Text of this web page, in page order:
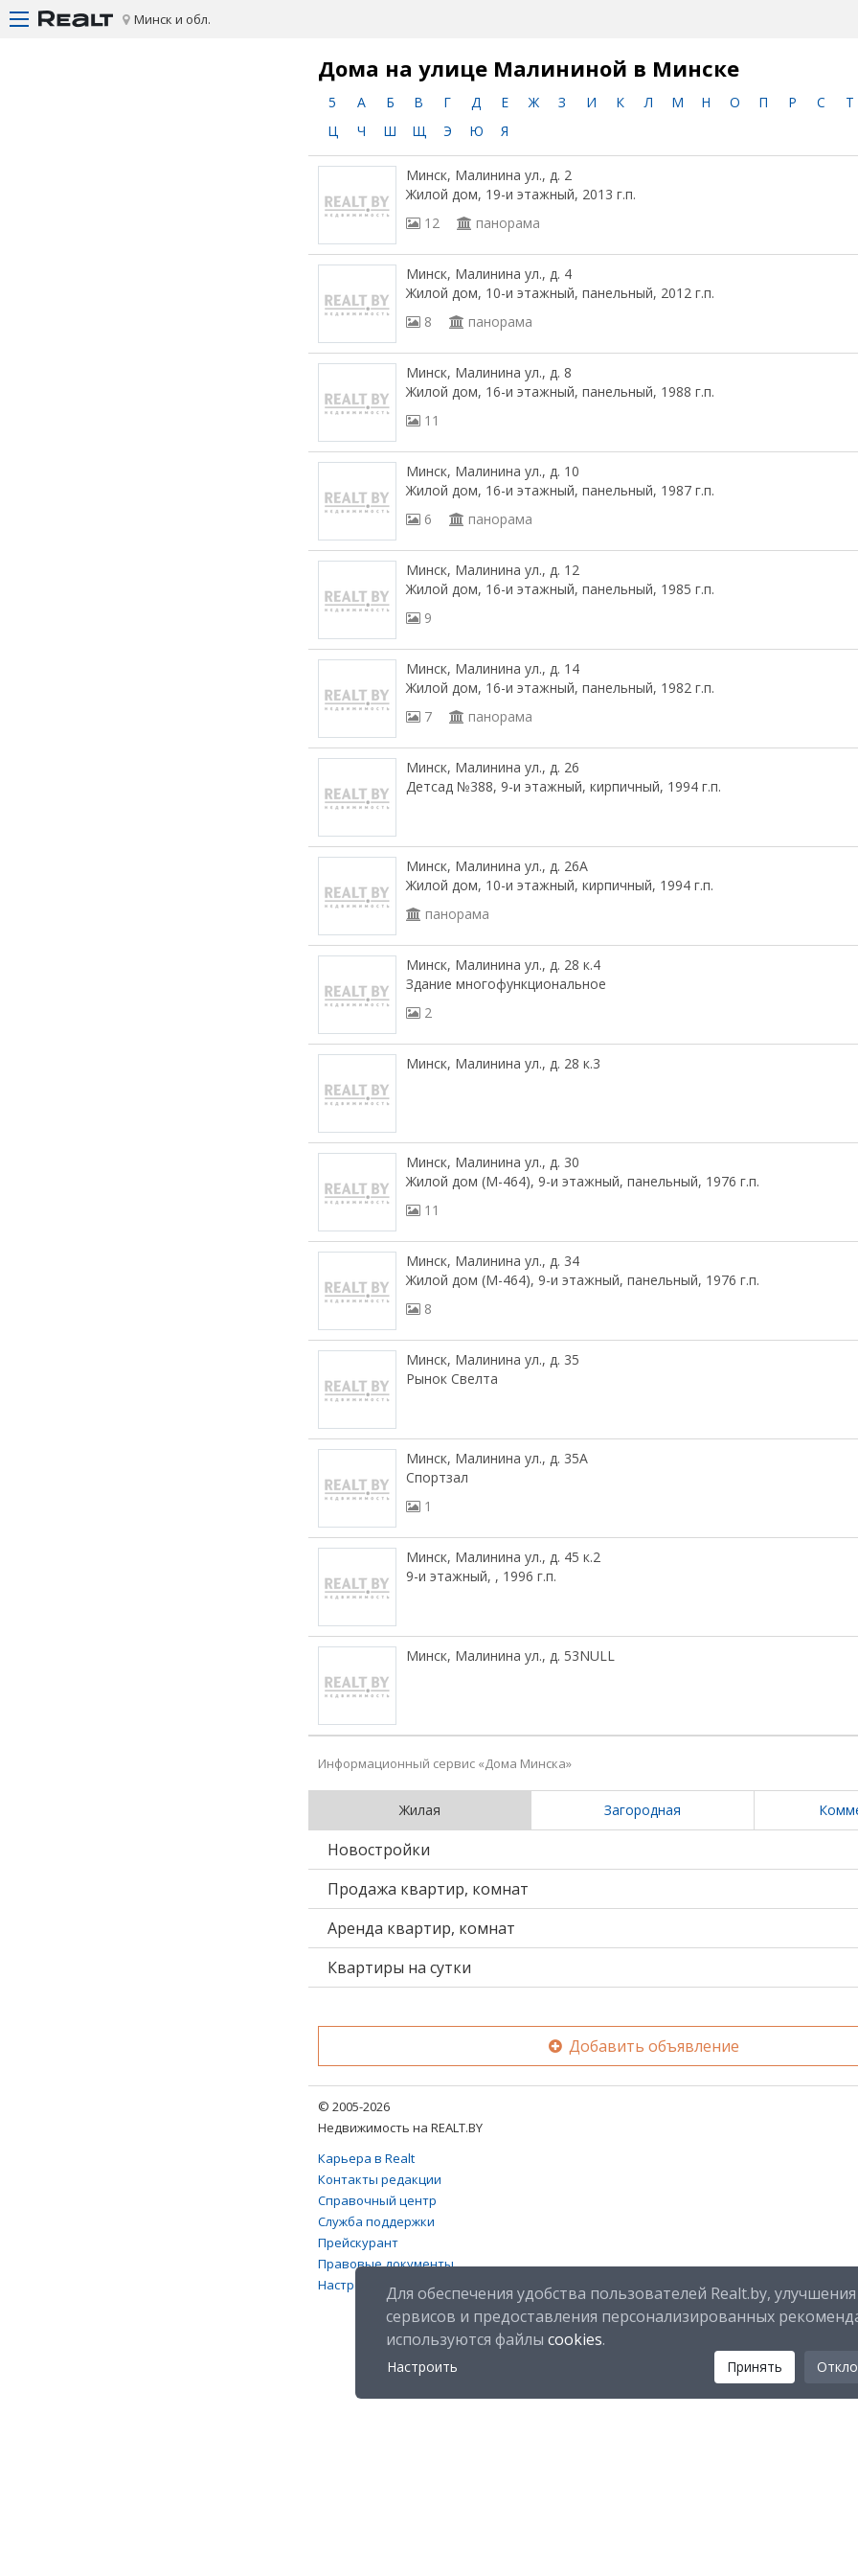
Минск и обл.
Дома на улице Малининой в Минске
5 А Б В Г Д Е Ж З И К Л М Н О П Р С Т
Ц
Ч Ш Щ Э Ю Я
Минск, Малинина ул., д. 2
Жилой дом, 19-и этажный, 2013 г.п.
12
панорама
Минск, Малинина ул., д. 4
Жилой дом, 10-и этажный, панельный, 2012 г.п.
8
панорама
Минск, Малинина ул., д. 8
Жилой дом, 16-и этажный, панельный, 1988 г.п.
11
Минск, Малинина ул., д. 10
Жилой дом, 16-и этажный, панельный, 1987 г.п.
6
панорама
Минск, Малинина ул., д. 12
Жилой дом, 16-и этажный, панельный, 1985 г.п.
9
Минск, Малинина ул., д. 14
Жилой дом, 16-и этажный, панельный, 1982 г.п.
7
панорама
Минск, Малинина ул., д. 26
Детсад №388, 9-и этажный, кирпичный, 1994 г.п.
Минск, Малинина ул., д. 26А
Жилой дом, 10-и этажный, кирпичный, 1994 г.п.
панорама
Минск, Малинина ул., д. 28 к.4
Здание многофункциональное
2
Минск, Малинина ул., д. 28 к.3
Минск, Малинина ул., д. 30
Жилой дом (М-464), 9-и этажный, панельный, 1976 г.п.
11
Минск, Малинина ул., д. 34
Жилой дом (М-464), 9-и этажный, панельный, 1976 г.п.
8
Минск, Малинина ул., д. 35
Рынок Свелта
Минск, Малинина ул., д. 35А
Спортзал
1
Минск, Малинина ул., д. 45 к.2
9-и этажный, , 1996 г.п.
Минск, Малинина ул., д. 53NULL
Информационный сервис «Дома Минска»
Жилая Загородная
Новостройки
Продажа квартир, комнат
Аренда квартир, комнат
Квартиры на сутки
Добавить объявление
© 2005-2026
Недвижимость на REALT.BY
Карьера в Realt
Контакты редакции
Справочный центр
Служба поддержки
Прейскурант
Правовые документы
Настройка файлов cookies
Для обеспечения удобства пользователей Realt.by, улучшения
сервисов и предоставления персонализированных
используются файлы cookies.
Настроить Принять